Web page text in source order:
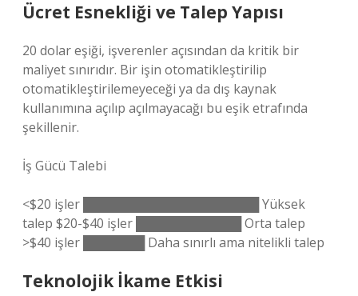
Ücret Esnekliği ve Talep Yapısı
20 dolar eşiği, işverenler açısından da kritik bir
maliyet sınırıdır. Bir işin otomatikleştirilip
otomatikleştirilemeyeceği ya da dış kaynak
kullanımına açılıp açılmayacağı bu eşik etrafında
şekillenir.
İş Gücü Talebi
<$20 işler ████████████████████ Yüksek
talep $20-$40 işler ████████████ Orta talep
>$40 işler ███████ Daha sınırlı ama nitelikli talep
Teknolojik İkame Etkisi